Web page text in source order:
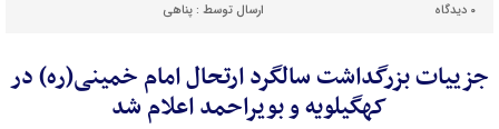
۰ دیدگاه ارسال توسط :پناهی
جزییات بزرگداشت سالگرد ارتحال امام خمینی(ره) در
کهگیلویه و بویراحمد اعلام شد